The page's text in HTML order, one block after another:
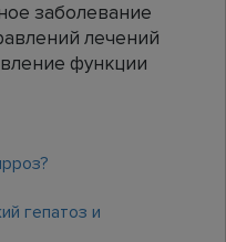
заболевание
лечений
функции
гепатоз и